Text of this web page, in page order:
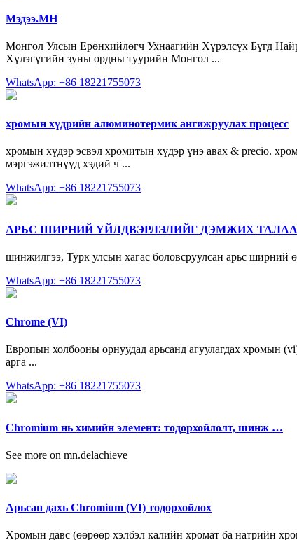
Мэдээ.МН
Монгол Улсын Ерөнхийлөгч Ухнаагийн Хүрэлсүх Бүгд
Хүлэгүгийн зуны ордны туурийн Монгол ...
WhatsApp: +86 18221755073
хромын хүдрийн алюминотермик ангижруулах процесс
хромын хүдэр эсвэл хромитын хүдэр үнэ авах & precio.
мэргэжилтнүүд хэдий ч ...
WhatsApp: +86 18221755073
АРЬС ШИРНИЙ ҮЙЛДВЭРЛЭЛИЙГ ДЭМЖИХ
шинжилгээ, Турк улсын хагас боловсруулсан арьс ширний
WhatsApp: +86 18221755073
Chrome (VI)
Европын холбооны орнуудад арьсанд агуулагдах хромын
арга ...
WhatsApp: +86 18221755073
Chromium нь химийн элемент: тодорхойлолт, шинж …
See more on mn.delachieve
Арьсан дахь Chromium (VI) тодорхойлох
Хромын давс (өөрөөр хэлбэл калийн хромат ба натрийн